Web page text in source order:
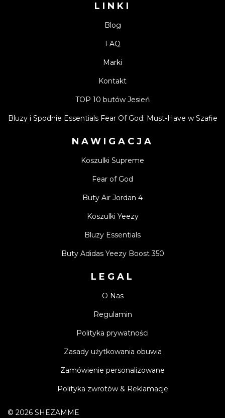
LINKI
Blog
FAQ
Marki
Kontakt
TOP 10 butów Jesień
Bluzy i Spodnie Essentials Fear Of God: Must-Have w Szafie
NAWIGACJA
Koszulki Supreme
Fear of God
Buty Air Jordan 4
Koszulki Yeezy
Bluzy Essentials
Buty Adidas Yeezy Boost 350
LEGAL
O Nas
Regulamin
Polityka prywatności
Zasady użytkowania obuwia
Zamówienie personalizowane
Polityka zwrotów & Reklamacje
© 2026 SHEZAMME